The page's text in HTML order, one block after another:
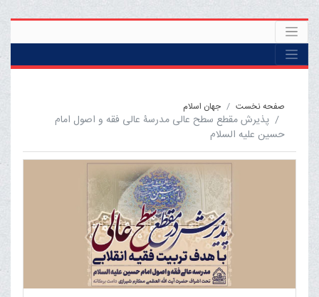
صفحه نخست جهان اسلام
پذیرش مقطع سطح عالی مدرسۀ عالی فقه و اصول امام
حسین علیه السلام